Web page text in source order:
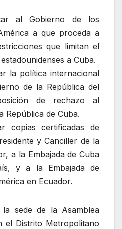
al Gobierno de los
a que proceda a
que limitan el
a Cuba.
la política internacional
de la República del
de rechazo al
República de Cuba.
copias certificadas de
y Canciller de la
a la Embajada de Cuba
y a la Embajada de
en Ecuador.
sede de la Asamblea
el Distrito Metropolitano